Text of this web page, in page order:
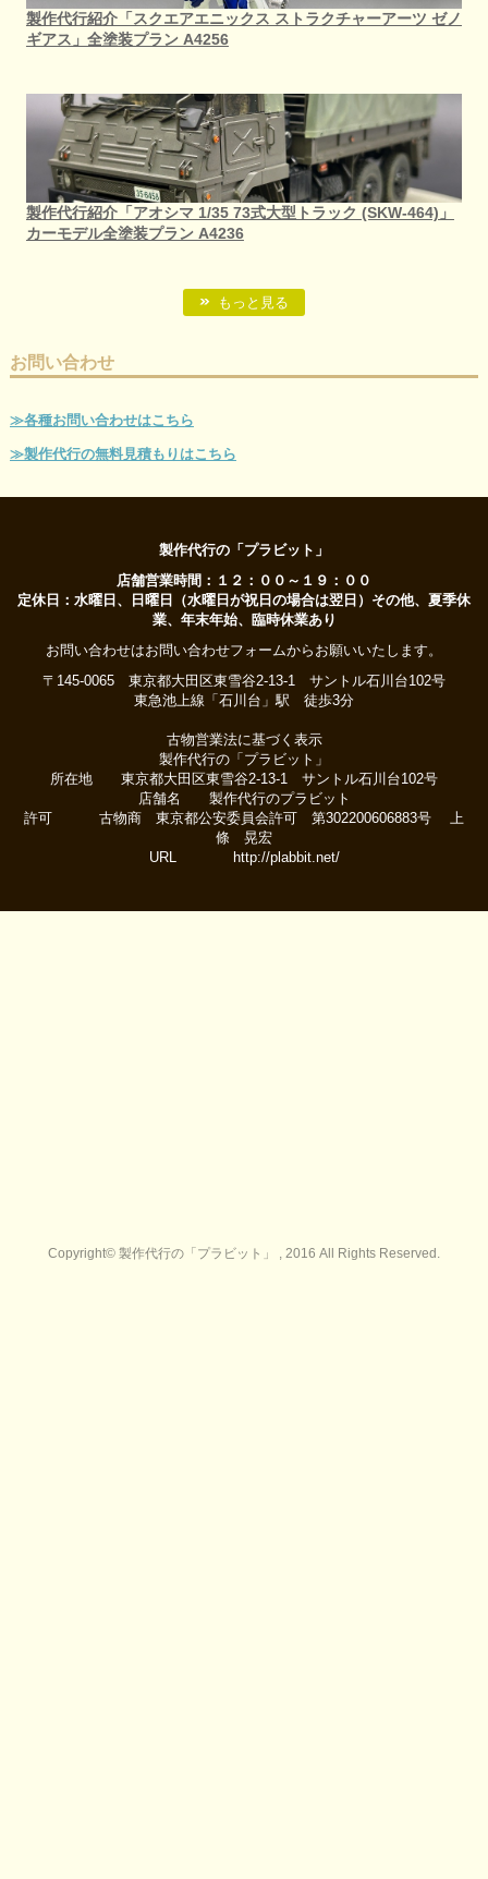
製作代行紹介「スクエアエニックス ストラクチャーアーツ ゼノ
ギアス」全塗装プラン A4256
製作代行紹介「アオシマ 1/35 73式大型トラック (SKW-464)」
カーモデル全塗装プラン A4236
もっと見る
お問い合わせ
≫各種お問い合わせはこちら
≫製作代行の無料見積もりはこちら
製作代行の「プラビット」
店舗営業時間：１２：００～１９：００
定休日：水曜日、日曜日（水曜日が祝日の場合は翌日）その他、夏季休
業、年末年始、臨時休業あり
お問い合わせはお問い合わせフォームからお願いいたします。
〒145-0065 東京都大田区東雪谷2-13-1 サントル石川台102号
東急池上線「石川台」駅 徒歩3分
古物営業法に基づく表示
製作代行の「プラビット」
所在地 東京都大田区東雪谷2-13-1 サントル石川台102号
店舗名 製作代行のプラビット
許可 古物商 東京都公安委員会許可 第302200606883号 上
條 晃宏
URL http://plabbit.net/
Copyright© 製作代行の「プラビット」 , 2016 All Rights Reserved.